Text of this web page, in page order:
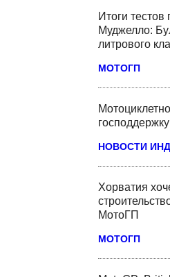
Итоги
Муджелло:
литрового
МОТОГП
НОВОСТИ
Хорватия
МотоГП
МОТОГП
Honda откатилась обратно в